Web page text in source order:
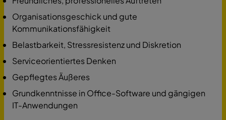
Organisationsgeschick und gute
Kommunikationsfähigkeit
Belastbarkeit, Stressresistenz und Diskretion
Serviceorientiertes Denken
Gepflegtes Äußeres
Grundkenntnisse in Office-Software und gängigen
IT-Anwendungen